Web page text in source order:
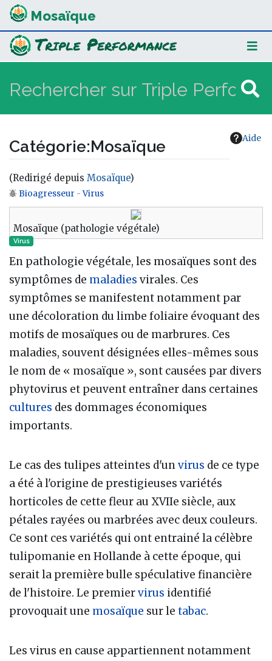
Mosaïque
Aide
Catégorie:Mosaïque
(Redirigé depuis Mosaïque)
Aller à :navigation
Bioagresseur -Virus
Mosaïque (pathologie végétale)
Virus
En pathologie végétale, les mosaïques sont des
symptômes de maladies virales. Ces
symptômes se manifestent notamment par
une décoloration du limbe foliaire évoquant des
motifs de mosaïques ou de marbrures. Ces
maladies, souvent désignées elles-mêmes sous
le nom de « mosaïque », sont causées par divers
phytovirus et peuvent entraîner dans certaines
cultures des dommages économiques
importants.
Le cas des tulipes atteintes d'unvirus de ce type
a été à l'origine de prestigieuses variétés
horticoles de cette fleur au XVIIe siècle, aux
pétales rayées ou marbrées avec deux couleurs.
Ce sont ces variétés qui ont entrainé la célèbre
tulipomanie en Hollande à cette époque, qui
serait la première bulle spéculative financière
de l'histoire. Le premiervirus identifié
provoquait une mosaïque sur le tabac.
Les virus en cause appartiennent notamment